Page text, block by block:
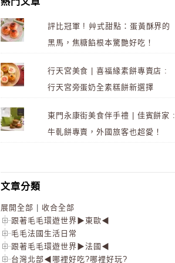
評比冠軍 ! 艸式甜點：蛋黃酥界的
黑馬，焦糖餡根本驚艷好吃！
行天宮美食 | 喜福緣素餅專賣店 :
行天宮旁蛋奶全素糕餅新選擇
東門永康街美食伴手禮 | 佳賓餅家 :
牛軋餅專賣，外國旅客也超愛！
文章分類
展開全部
收合全部
跟著毛毛環遊世界▶東歐◀
毛毛法國生活日常
跟著毛毛環遊世界▶法國◀
台灣北部◀哪裡好吃?哪裡好玩?